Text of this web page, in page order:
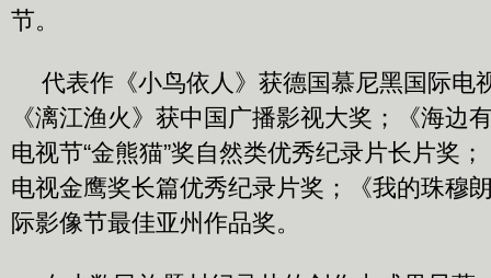
节。
代表作《小鸟依人》获德国慕尼黑国际电
《漓江渔火》获中国广播影视大奖；《海边
电视节“金熊猫”奖自然类优秀纪录片长片奖
电视金鹰奖长篇优秀纪录片奖；《我的珠穆
际影像节最佳亚州作品奖。